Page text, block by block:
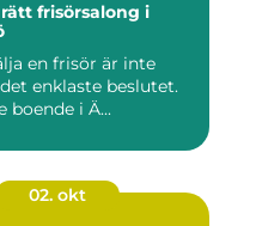
frisörsalong i
en frisör är inte
enklaste beslutet.
boende i Ä...
02. okt